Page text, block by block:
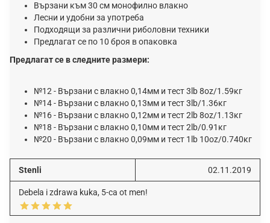
Вързани към 30 см монофилно влакно
Лесни и удобни за употреба
Подходящи за различни риболовни техники
Предлагат се по 10 броя в опаковка
Предлагат се в следните размери:
№12 - Bъpзaни c влaĸнo 0,14мм и тecт 3lb 8oz/1.59ĸг
№14 - Bъpзaни c влaĸнo 0,13мм и тecт 3lb/1.36ĸг
№16 - Bъpзaни c влaĸнo 0,12мм и тecт 2lb 8оz/1.13ĸг
№18 - Bъpзaни c влaĸнo 0,10мм и тecт 2lb/0.91ĸг
№20 - Bъpзaни c влaĸнo 0,09мм и тecт 1lb 10оz/0.740ĸг
Stenli 02.11.2019
Debela i zdrawa kuka, 5-ca ot men!